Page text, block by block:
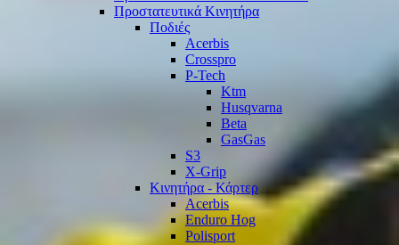
Προστατευτικά Κινητήρα
Ποδιές
Acerbis
Crosspro
P-Tech
Ktm
Husqvarna
Beta
GasGas
S3
X-Grip
Κινητήρα - Κάρτερ
Acerbis
Enduro Hog
Polisport